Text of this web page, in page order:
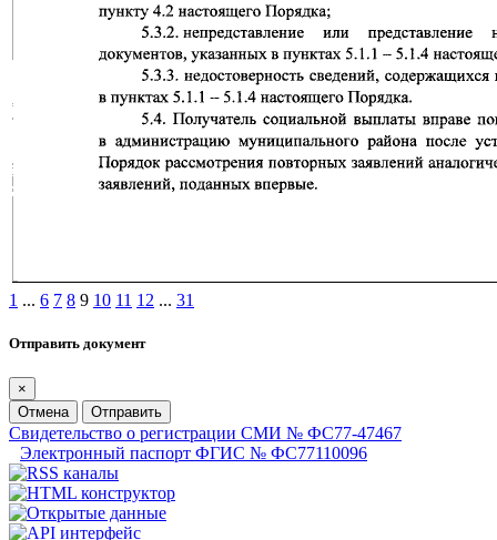
1 ... 6 7 8 9 10 11 12 ... 31
Отправить документ
×
Отмена
Отправить
Свидетельство о регистрации СМИ № ФС77-47467
Электронный паспорт ФГИС № ФС77110096